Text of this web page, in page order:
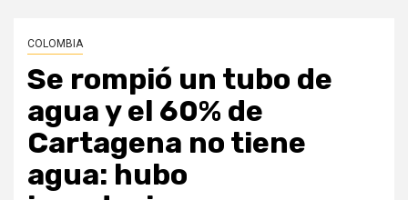
COLOMBIA
Se rompió un tubo de
agua y el 60% de
Cartagena no tiene
agua: hubo